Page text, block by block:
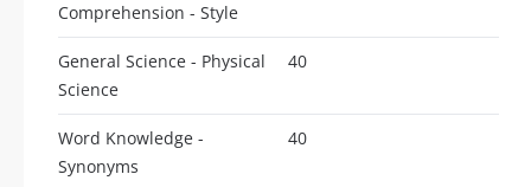
Comprehension - Style
General Science - Physical
Science
40
Word Knowledge -
Synonyms
40